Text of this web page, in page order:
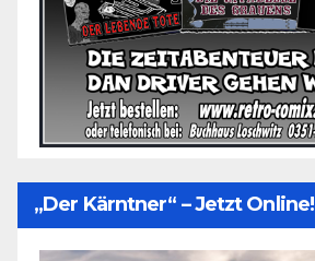
„Der Kärntner“ – Jetzt Online!